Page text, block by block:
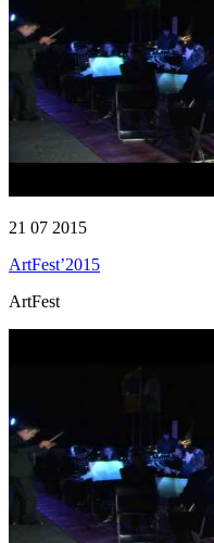
21 07 2015
ArtFest’2015
ArtFest